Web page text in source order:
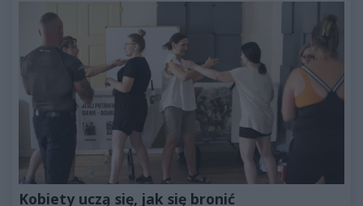
Kobiety uczą się, jak się bronić